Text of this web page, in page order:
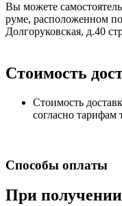
Вы можете
руме, расположенном
Долгоруковская, д.40
Стоимость
Стоимость
согласно тарифам
Способы оплаты
При получении